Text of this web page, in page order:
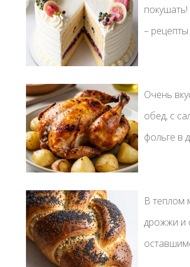
– рецепты
Очень
обед, с
фольге в
В теплом
дрожжи и